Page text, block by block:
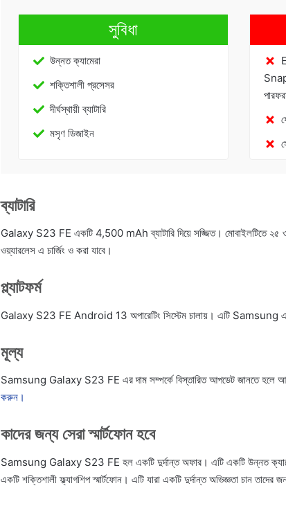
সুবিধা
উন্নত ক্যামেরা
শক্তিশালী প্রসেসর
দীর্ঘস্থায়ী ব্যাটারি
মসৃণ ডিজাইন
ব্যাটারি
Galaxy S23 FE একটি 4,500 mAh ব্যাটারি দিয়ে সজ্জিত। মোবাইলটিতে ২৫
ওয়্যারলেস এ চার্জিং ও করা যাবে।
প্ল্যাটফর্ম
Galaxy S23 FE Android 13 অপারেটিং সিস্টেম চালায়। এটি Samsung
মূল্য
Samsung Galaxy S23 FE এর দাম সম্পর্কে বিস্তারিত আপডেট জানতে হলে
করুন।
কাদের জন্য সেরা স্মার্টফোন হবে
Samsung Galaxy S23 FE হল একটি দুর্দান্ত অফার। এটি একটি উন্নত ক্যামেরা,
একটি শক্তিশালী ফ্ল্যাগশিপ স্মার্টফোন। এটি যারা একটি দুর্দান্ত অভিজ্ঞতা চান তাদের